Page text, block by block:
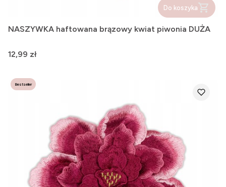
Do koszyka
NASZYWKA haftowana brązowy kwiat piwonia DUŻA
Cena
12,99 zł
Bestseller